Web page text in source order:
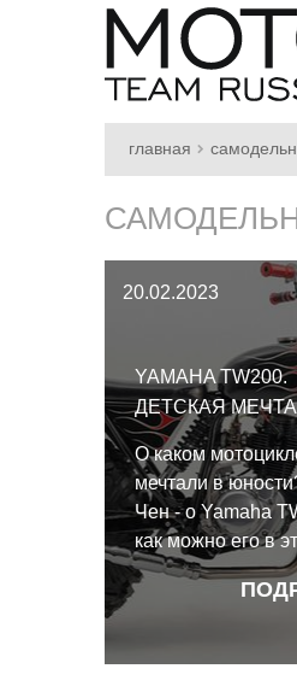
главная
20.02.2023
YAMAHA TW200.
ДЕТСКАЯ МЕЧТА
О каком
мечтали в
Чен - о Yamaha
как можно его в
винить? Этого
обожают целые
поклонников,